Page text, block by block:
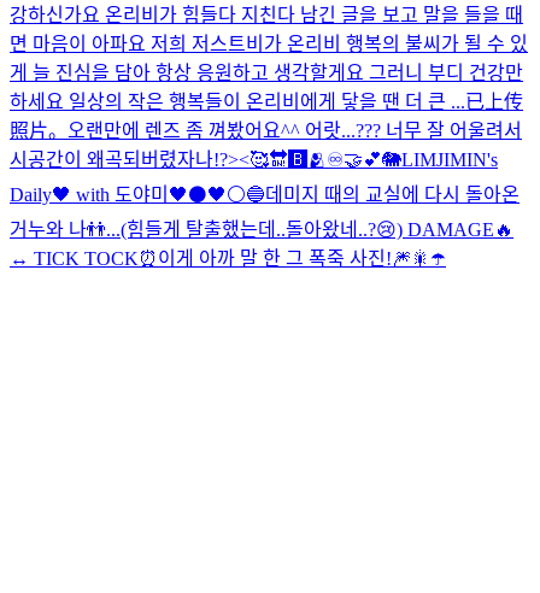
강하신가요 온리비가 힘들다 지친다 남긴 글을 보고 말을 들을 때
면 마음이 아파요 저희 저스트비가 온리비 행복의 불씨가 될 수 있
게 늘 진심을 담아 항상 응원하고 생각할게요 그러니 부디 건강만
하세요 일상의 작은 행복들이 온리비에게 닿을 땐 더 큰 ...已上传
照片。
오랜만에 렌즈 좀 껴봤어요^^ 어랏...??? 너무 잘 어울려서
시공간이 왜곡되버렸자나!?><🥰🔛🅱️🫂♾🤝💕🐘LIMJIMIN's
Daily🖤 with 도야미 🖤⚫🖤⚪️🔵데미지 때의 교실에 다시 돌아온
거누와 나👬...(힘들게 탈출했는데..돌아왔네..?😢) DAMAGE🔥
↔ TICK TOCK⏰ 이게 아까 말 한 그 폭죽 사진!🎆🎇 ☂️